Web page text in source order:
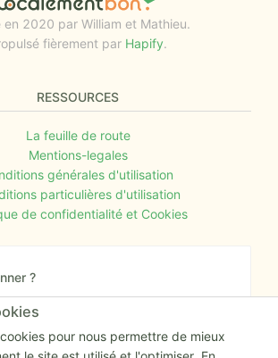
en 2020 par William et Mathieu.
fièrement par Hapify.
RESSOURCES
La feuille de route
Mentions-legales
générales d'utilisation
particulières d'utilisation
de confidentialité et Cookies
?
votre avis sur le site ou proposez
vos nouvelles idées.
pour nous permettre de mieux